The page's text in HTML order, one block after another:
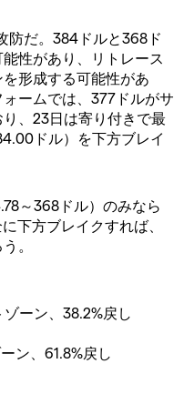
防だ。384ドルと368ド
性があり、リトレース
形成する可能性があ
ームでは、377ドルがサ
、23日は寄り付きで最
ドル）を下方ブレイ
～368ドル）のみなら
下方ブレイクすれば、
。
ーン、38.2%戻し
ン、61.8%戻し